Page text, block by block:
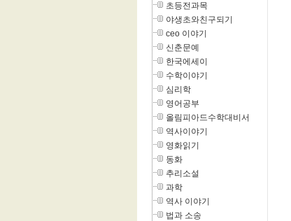
초등전과목
야생초와친구되기
ceo 이야기
신춘문예
한국에세이
수학이야기
심리학
영어공부
올림피아드수학대비서
역사이야기
영화읽기
동화
추리소설
과학
역사 이야기
법과 소송